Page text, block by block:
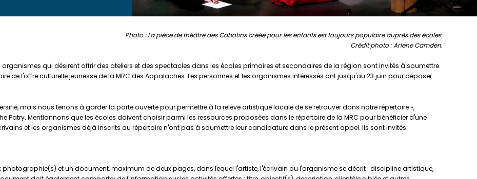
Photo : La pièce de théâtre des Cabotins créée pour les enfants est toujours populaire auprès des écoles.
Crédit photo : Arlene Camden.
organismes qui désirent offrir des ateliers et des spectacles dans les écoles primaires et secondaires de la région sont invités à soumettre
de l'offre culturelle jeunesse de la MRC des Appalaches. Les personnes et les organismes intéressés ont jusqu'au 23 juin pour déposer
mais nous tenons à garder la porte ouverte pour permettre à la relève artistique locale de se retrouver dans notre répertoire »,
Patry. Mentionnons que les écoles doivent choisir parmi les ressources proposées dans le répertoire de la MRC pour bénéficier d'une
et les organismes déjà inscrits au répertoire n'ont pas à soumettre leur candidature dans le présent appel. Ils sont invités
et un document, maximum de deux pages, dans lequel l'artiste, l'écrivain ou l'organisme se décrit : discipline artistique,